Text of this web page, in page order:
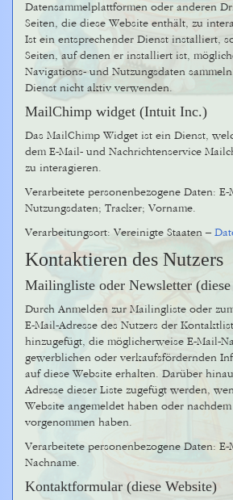
Datensammelplattformen oder anderen
Seiten, die diese Website enthält, zu
Ist ein entsprechender Dienst installiert,
Seiten, auf denen er installiert ist,
Navigations- und Nutzungsdaten
Dienst nicht aktiv verwenden.
MailChimp widget (Intuit Inc.)
Das MailChimp Widget ist ein Dienst,
dem E-Mail- und Nachrichtenservice
zu interagieren.
Verarbeitete personenbezogene Daten: E-
Nutzungsdaten; Tracker; Vorname.
Verarbeitungsort: Vereinigte Staaten –
Kontaktieren des Nutzers
Mailingliste oder Newsletter
Durch Anmelden zur Mailingliste oder
E-Mail-Adresse des Nutzers der
hinzugefügt, die möglicherweise E-Mail-
gewerblichen oder verkaufsfördernden
auf diese Website erhalten. Darüber
Adresse dieser Liste zugefügt werden,
Website angemeldet haben oder
vorgenommen haben.
Verarbeitete personenbezogene Daten:
Nachname.
Kontaktformular (diese Website)